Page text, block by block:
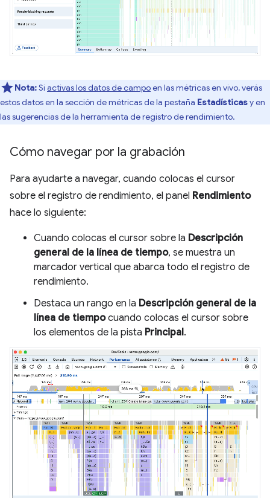
Nota:Si activas los datos de campoen las métricas en vivo, verás
estos datos en la sección de métricas de la pestaña Estadísticasy en
las sugerencias de la herramienta de registro de rendimiento.
Cómo navegar por la grabación
Para ayudarte a navegar, cuando colocas el cursor
sobre el registro de rendimiento, el panel Rendimiento
hace lo siguiente:
Cuando colocas el cursor sobre la Descripción
general de la línea de tiempo, se muestra un
marcador vertical que abarca todo el registro de
rendimiento.
Destaca un rango en la Descripción general de la
línea de tiempocuando colocas el cursor sobre
los elementos de la pista Principal.